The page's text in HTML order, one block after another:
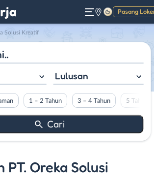
Pasang
Gelap
Solusi Kreatif
Lulusan
1 – 2 Tahun 3 – 4 Tahun 5 Tahun
PT. Oreka Solusi